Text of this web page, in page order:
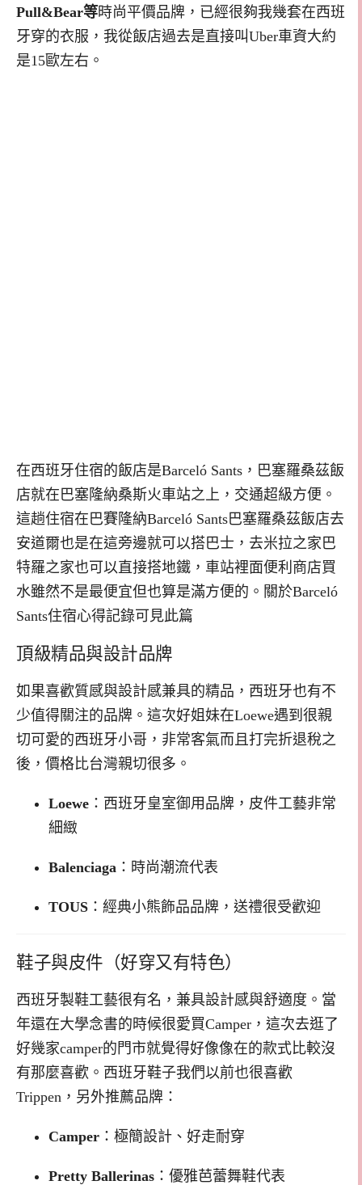
Pull&Bear等時尚平價品牌，已經很夠我幾套在西班
牙穿的衣服，我從飯店過去是直接叫Uber車資大約
是15歐左右。
在西班牙住宿的飯店是Barceló Sants，巴塞羅桑茲飯
店就在巴塞隆納桑斯火車站之上，交通超級方便。
這趟住宿在巴賽隆納Barceló Sants巴塞羅桑茲飯店去
安道爾也是在這旁邊就可以搭巴士，去米拉之家巴
特羅之家也可以直接搭地鐵，車站裡面便利商店買
水雖然不是最便宜但也算是滿方便的。關於Barceló
Sants住宿心得記錄可見此篇
頂級精品與設計品牌
如果喜歡質感與設計感兼具的精品，西班牙也有不
少值得關注的品牌。這次好姐妹在Loewe遇到很親
切可愛的西班牙小哥，非常客氣而且打完折退稅之
後，價格比台灣親切很多。
Loewe ：西班牙皇室御用品牌，皮件工藝非常
細緻
Balenciaga ：時尚潮流代表
TOUS ：經典小熊飾品品牌，送禮很受歡迎
鞋子與皮件（好穿又有特色）
西班牙製鞋工藝很有名，兼具設計感與舒適度。當
年還在大學念書的時候很愛買Camper，這次去逛了
好幾家camper的門市就覺得好像像在的款式比較沒
有那麼喜歡。西班牙鞋子我們以前也很喜歡
Trippen，另外推薦品牌：
Camper ：極簡設計、好走耐穿
Pretty Ballerinas ：優雅芭蕾舞鞋代表